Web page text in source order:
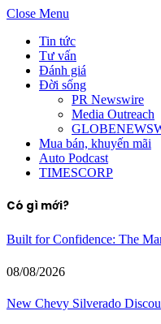
Close Menu
Tin tức
Tư vấn
Đánh giá
Đời sống
PR Newswire
Media Outreach
Mua bán, khuyến mãi
Auto Podcast
TIMESCORP
Có gì mới?
Built for Confidence: The
08/08/2026
New Chevy Silverado